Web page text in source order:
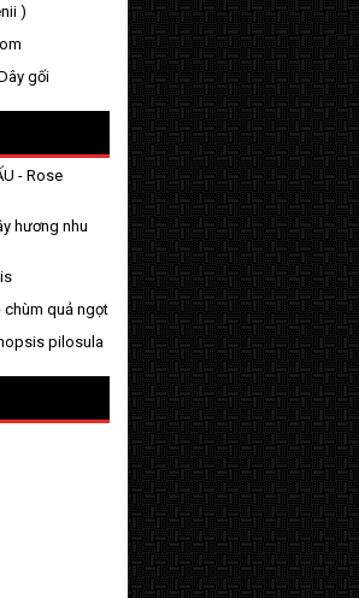
)
gối
- Rose
hương nhu
chùm quả ngọt
pilosula